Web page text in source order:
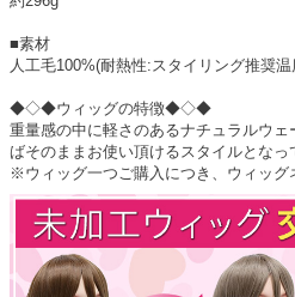
■素材
人工毛100%(耐熱性:スタイリング推奨
◆◇◆ウィッグの特徴◆◇◆
重量感の中に軽さのあるナチュラルウ
ばそのままお使い頂けるスタイルとなっ
※ウィッグ一つご購入につき、ウィッグ